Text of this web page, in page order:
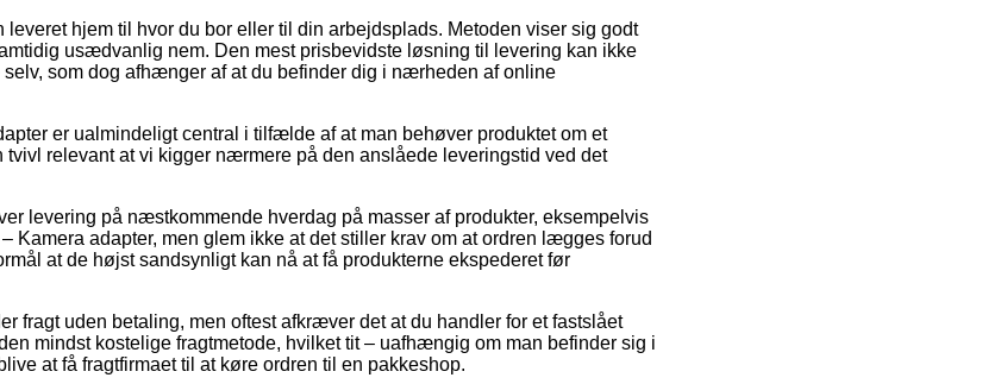
leveret hjem til hvor du bor eller til din arbejdsplads. Metoden viser sig godt
usædvanlig nem. Den mest prisbevidste løsning til levering kan ikke
som dog afhænger af at du befinder dig i nærheden af online
er ualmindeligt central i tilfælde af at man behøver produktet om et
relevant at vi kigger nærmere på den anslåede leveringstid ved det
levering på næstkommende hverdag på masser af produkter, eksempelvis
Kamera adapter, men glem ikke at det stiller krav om at ordren lægges forud
at de højst sandsynligt kan nå at få produkterne ekspederet før
fragt uden betaling, men oftest afkræver det at du handler for et fastslået
mindst kostelige fragtmetode, hvilket tit – uafhængig om man befinder sig i
at få fragtfirmaet til at køre ordren til en pakkeshop.